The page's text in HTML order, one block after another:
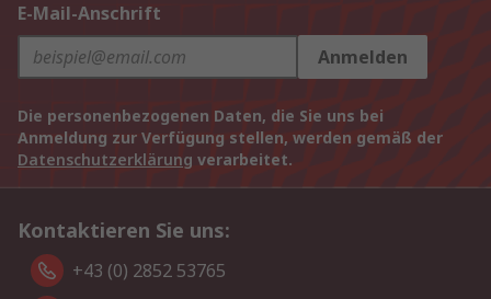
E-Mail-Anschrift
Anmelden
Die personenbezogenen Daten, die Sie uns bei
Anmeldung zur Verfügung stellen, werden gemäß der
Datenschutzerklärung verarbeitet.
Kontaktieren Sie uns:
+43 (0) 2852 53765